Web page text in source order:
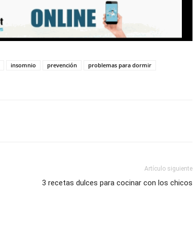
insomnio prevención
problemas para dormir
Artículo siguiente
3 recetas dulces para cocinar con los chicos